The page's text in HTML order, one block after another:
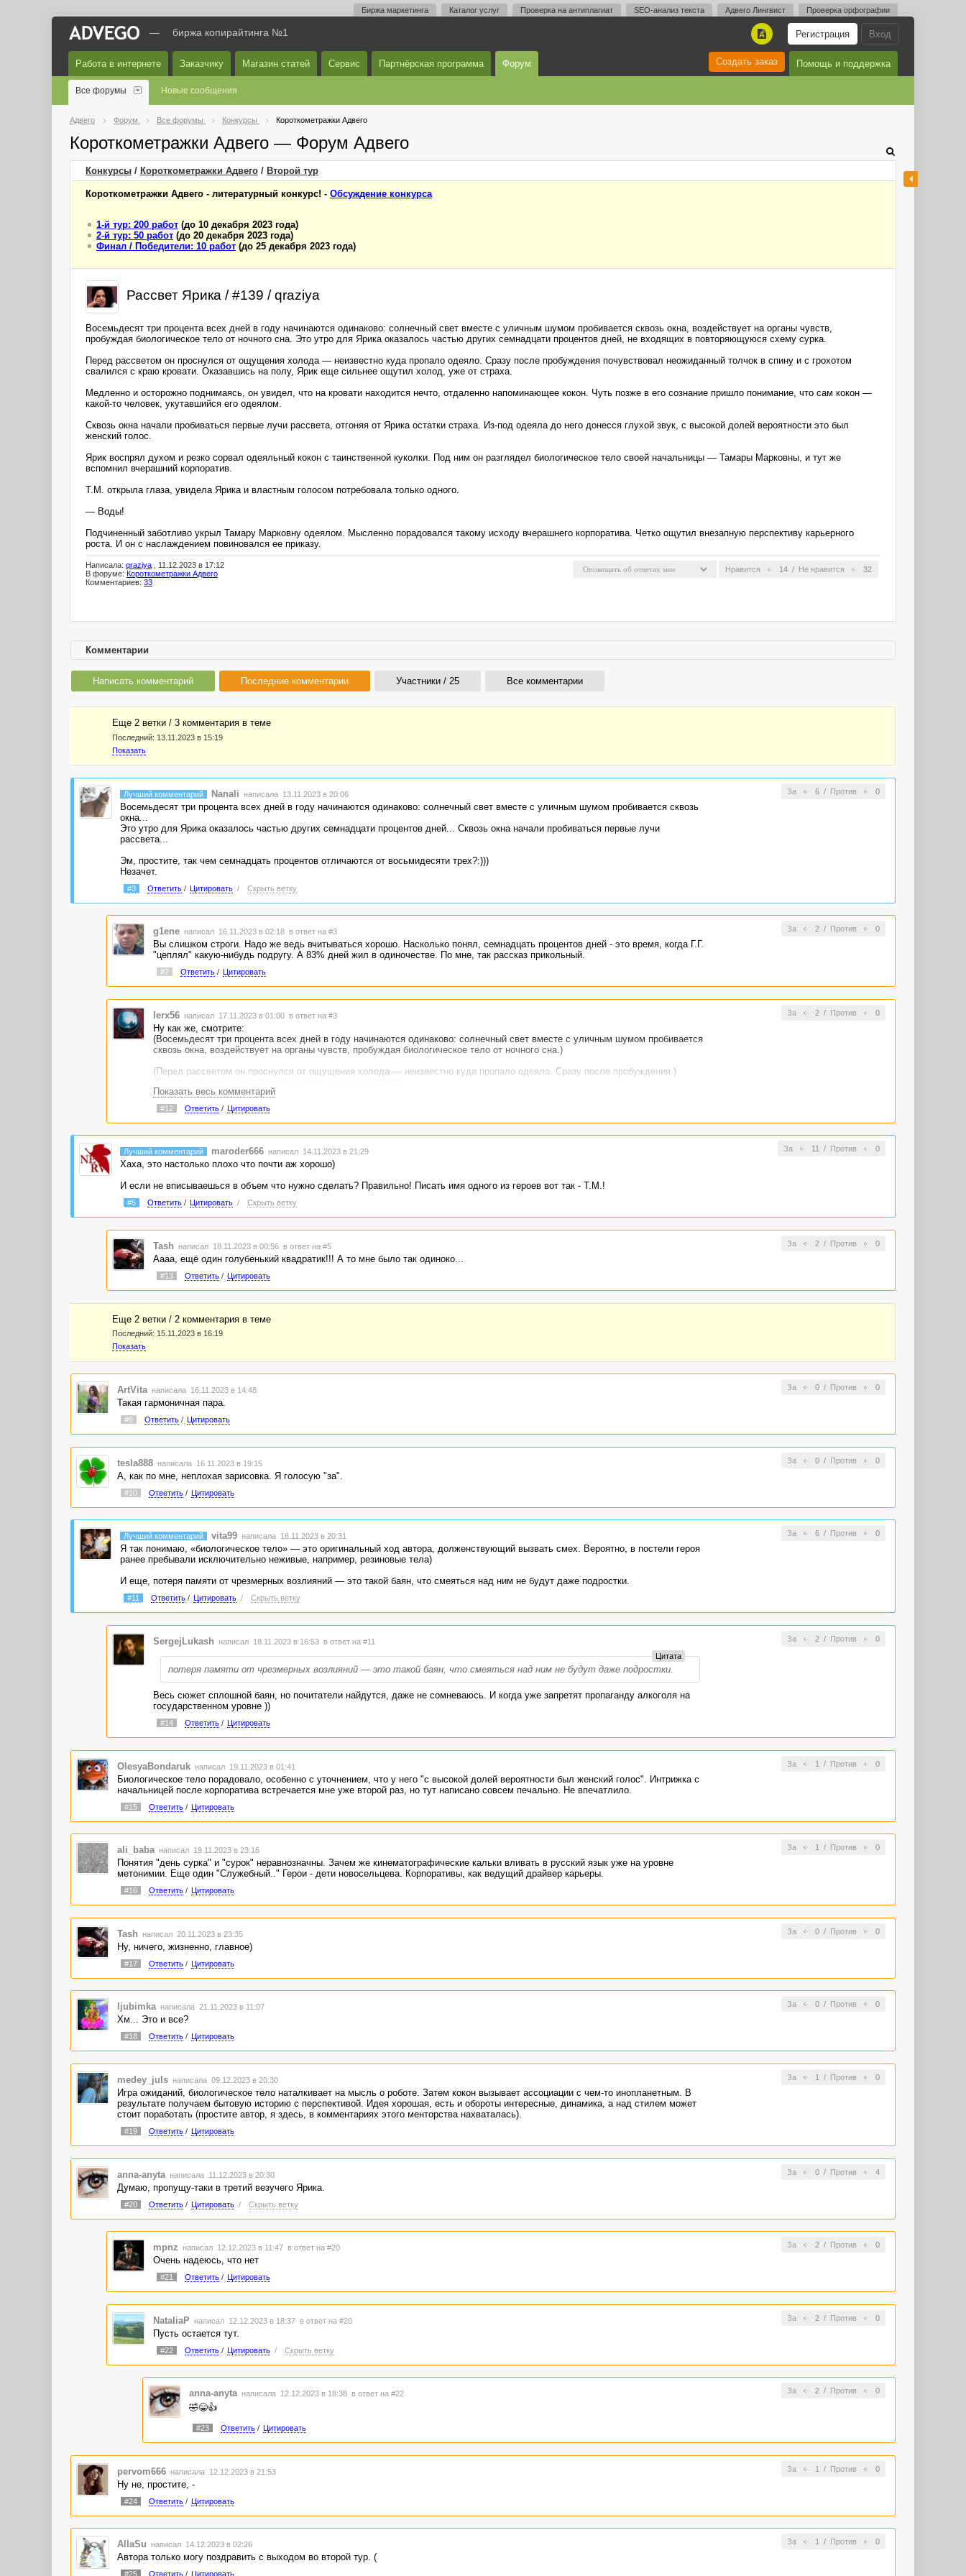
Биржа маркетинга Каталог услуг Проверка на антиплагиат SEO-анализ текста Адвего Лингвист Проверка орфографии
Вход
Регистрация
A
— биржа копирайтинга №1
Работа в интернете Заказчику Магазин статей Сервис Партнёрская программа Форум Помощь и поддержка
Создать заказ
Все форумы Новые сообщения
Адвего Форум Все форумы Конкурсы Короткометражки Адвего
Короткометражки Адвего — Форум Адвего
Конкурсы / Короткометражки Адвего / Второй тур
Короткометражки Адвего - литературный конкурс! - Обсуждение конкурса
1-й тур: 200 работ (до 10 декабря 2023 года)
2-й тур: 50 работ (до 20 декабря 2023 года)
Финал / Победители: 10 работ (до 25 декабря 2023 года)
Рассвет Ярика / #139 / qraziya
Восемьдесят три процента всех дней в году начинаются одинаково: солнечный свет вместе с уличным шумом пробивается сквозь окна, воздействует на органы чувств,
пробуждая биологическое тело от ночного сна. Это утро для Ярика оказалось частью других семнадцати процентов дней, не входящих в повторяющуюся схему сурка.
Перед рассветом он проснулся от ощущения холода — неизвестно куда пропало одеяло. Сразу после пробуждения почувствовал неожиданный толчок в спину и с грохотом
свалился с краю кровати. Оказавшись на полу, Ярик еще сильнее ощутил холод, уже от страха.
Медленно и осторожно поднимаясь, он увидел, что на кровати находится нечто, отдаленно напоминающее кокон. Чуть позже в его сознание пришло понимание, что сам кокон —
какой-то человек, укутавшийся его одеялом.
Сквозь окна начали пробиваться первые лучи рассвета, отгоняя от Ярика остатки страха. Из-под одеяла до него донесся глухой звук, с высокой долей вероятности это был
женский голос.
Ярик воспрял духом и резко сорвал одеяльный кокон с таинственной куколки. Под ним он разглядел биологическое тело своей начальницы — Тамары Марковны, и тут же
вспомнил вчерашний корпоратив.
Т.М. открыла глаза, увидела Ярика и властным голосом потребовала только одного.
— Воды!
Подчиненный заботливо укрыл Тамару Марковну одеялом. Мысленно порадовался такому исходу вчерашнего корпоратива. Четко ощутил внезапную перспективу карьерного
роста. И он с наслаждением повиновался ее приказу.
Нравится 14 / Не нравится 32
Написала: qraziya , 11.12.2023 в 17:12
В форуме: Короткометражки Адвего
Комментариев: 33
Комментарии
Написать комментарий Последние комментарии Участники / 25 Все комментарии
Еще 2 ветки / 3 комментария в темe
Последний: 13.11.2023 в 15:19
Показать
За 6/ Против 0
Лучший комментарий Nanali написала 13.11.2023 в 20:06
Восемьдесят три процента всех дней в году начинаются одинаково: солнечный свет вместе с уличным шумом пробивается сквозь
окна...
Это утро для Ярика оказалось частью других семнадцати процентов дней... Сквозь окна начали пробиваться первые лучи
рассвета...
Эм, простите, так чем семнадцать процентов отличаются от восьмидесяти трех?:)))
Незачет.
#3 Ответить/ Цитировать / Скрыть ветку
За 2/ Против 0
g1ene написал 16.11.2023 в 02:18 в ответ на #3
Вы слишком строги. Надо же ведь вчитываться хорошо. Насколько понял, семнадцать процентов дней - это время, когда Г.Г.
"цеплял" какую-нибудь подругу. А 83% дней жил в одиночестве. По мне, так рассказ прикольный.
#7 Ответить/ Цитировать
За 2/ Против 0
lerx56 написал 17.11.2023 в 01:00 в ответ на #3
Ну как же, смотрите:
(Восемьдесят три процента всех дней в году начинаются одинаково: солнечный свет вместе с уличным шумом пробивается
сквозь окна, воздействует на органы чувств, пробуждая биологическое тело от ночного сна.)
(Перед рассветом он проснулся от ощущения холода — неизвестно куда пропало одеяло. Сразу после пробуждения )
В 83% свет пробивается, а тело пробуждается. А в 17% сначала тело пробуждается, а потом только свет начинает
пробиваться. :)
Надо же ведь вчитываться хорошо.© )))
Показать весь комментарий
#12 Ответить/ Цитировать
За 11 / Против 0
Лучший комментарий maroder666 написал 14.11.2023 в 21:29
Хаха, это настолько плохо что почти аж хорошо)
И если не вписываешься в объем что нужно сделать? Правильно! Писать имя одного из героев вот так - Т.М.!
#5 Ответить/ Цитировать / Скрыть ветку
За 2/ Против 0
Tash написал 18.11.2023 в 00:56 в ответ на #5
Аааа, ещё один голубенький квадратик!!! А то мне было так одиноко...
#13 Ответить/ Цитировать
Еще 2 ветки / 2 комментария в темe
Последний: 15.11.2023 в 16:19
Показать
За 0/ Против 0
ArtVita написала 16.11.2023 в 14:48
Такая гармоничная пара.
#9 Ответить/ Цитировать
За 0/ Против 0
tesla888 написала 16.11.2023 в 19:15
А, как по мне, неплохая зарисовка. Я голосую "за".
#10 Ответить/ Цитировать
За 6/ Против 0
Лучший комментарий vita99 написала 16.11.2023 в 20:31
Я так понимаю, «биологическое тело» — это оригинальный ход автора, долженствующий вызвать смех. Вероятно, в постели героя
ранее пребывали исключительно неживые, например, резиновые тела)
И еще, потеря памяти от чрезмерных возлияний — это такой баян, что смеяться над ним не будут даже подростки.
#11 Ответить/ Цитировать / Скрыть ветку
За 2/ Против 0
SergejLukash написал 18.11.2023 в 16:53 в ответ на #11
потеря памяти от чрезмерных возлияний — это такой баян, что смеяться над ним не будут даже подростки.
Цитата
Весь сюжет сплошной баян, но почитатели найдутся, даже не сомневаюсь. И когда уже запретят пропаганду алкоголя на
государственном уровне ))
#14 Ответить/ Цитировать
За 1 / Против 0
OlesyaBondaruk написал 19.11.2023 в 01:41
Биологическое тело порадовало, особенно с уточнением, что у него "с высокой долей вероятности был женский голос". Интрижка с
начальницей после корпоратива встречается мне уже второй раз, но тут написано совсем печально. Не впечатлило.
#15 Ответить/ Цитировать
За 1 / Против 0
ali_baba написал 19.11.2023 в 23:16
Понятия "день сурка" и "сурок" неравнозначны. Зачем же кинематографические кальки вливать в русский язык уже на уровне
метонимии. Еще один "Служебный.." Герои - дети новосельцева. Корпоративы, как ведущий драйвер карьеры.
#16 Ответить/ Цитировать
За 0/ Против 0
Tash написал 20.11.2023 в 23:35
Ну, ничего, жизненно, главное)
#17 Ответить/ Цитировать
За 0/ Против 0
ljubimka написала 21.11.2023 в 11:07
Хм... Это и все?
#18 Ответить/ Цитировать
За 1 / Против 0
medey_juls написала 09.12.2023 в 20:30
Игра ожиданий, биологическое тело наталкивает на мысль о роботе. Затем кокон вызывает ассоциации с чем-то инопланетным. В
результате получаем бытовую историю с перспективой. Идея хорошая, есть и обороты интересные, динамика, а над стилем может
стоит поработать (простите автор, я здесь, в комментариях этого менторства нахваталась).
#19 Ответить/ Цитировать
За 0/ Против 4
anna-anyta написала 11.12.2023 в 20:30
Думаю, пропущу-таки в третий везучего Ярика.
#20 Ответить/ Цитировать / Скрыть ветку
За 2/ Против 0
mpnz написал 12.12.2023 в 11:47 в ответ на #20
Очень надеюсь, что нет
#21 Ответить/ Цитировать
За 2/ Против 0
NataliaP написал 12.12.2023 в 18:37 в ответ на #20
Пусть остается тут.
#22 Ответить/ Цитировать / Скрыть ветку
За 2/ Против 0
anna-anyta написала 12.12.2023 в 18:38 в ответ на #22
🤣😁👍
#23 Ответить/ Цитировать
За 1 / Против 0
pervom666 написала 12.12.2023 в 21:53
Ну не, простите, -
#24 Ответить/ Цитировать
За 1/ Против 0
AllaSu написал 14.12.2023 в 02:26
Автора только могу поздравить с выходом во второй тур. (
#25 Ответить/ Цитировать